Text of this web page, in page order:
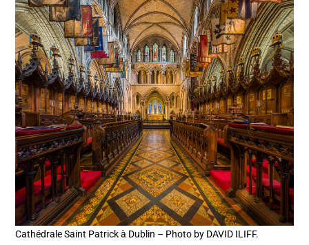
Cathédrale Saint Patrick à Dublin – Photo by DAVID ILIFF.